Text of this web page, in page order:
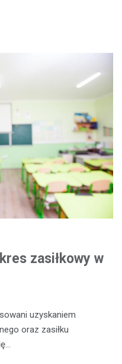
zasiłkowy w
uzyskaniem
oraz zasiłku